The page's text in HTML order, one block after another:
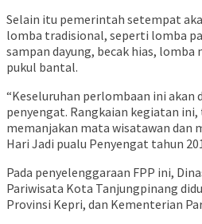
Selain itu pemerintah setempat
lomba tradisional, seperti lomba
sampan dayung, becak hias,
pukul bantal.
“Keseluruhan perlombaan ini akan
penyengat. Rangkaian kegiatan
memanjakan mata wisatawan dan
Hari Jadi pualu Penyengat tahun
Pada penyelenggaraan FPP ini,
Pariwisata Kota Tanjungpinang
Provinsi Kepri, dan Kementerian